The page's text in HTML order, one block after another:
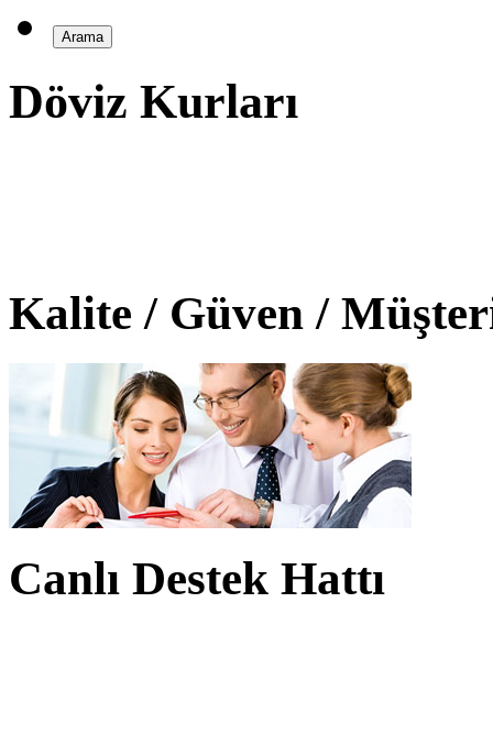
Döviz Kurları
Kalite / Güven /
Canlı Destek Hattı